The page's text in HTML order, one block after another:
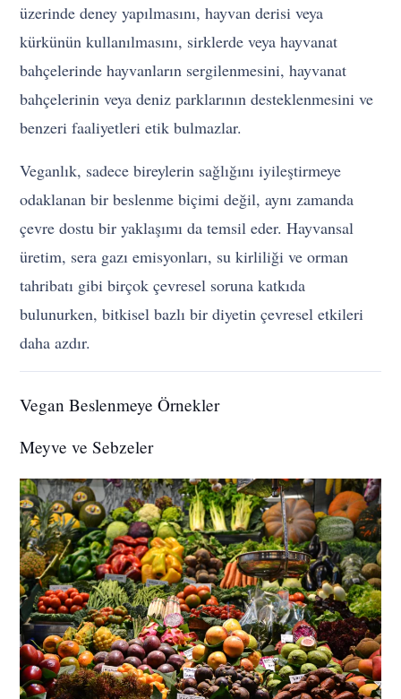
üzerinde deney yapılmasını, hayvan derisi veya
kürkünün kullanılmasını, sirklerde veya hayvanat
bahçelerinde hayvanların sergilenmesini, hayvanat
bahçelerinin veya deniz parklarının desteklenmesini ve
benzeri faaliyetleri etik bulmazlar.
Veganlık, sadece bireylerin sağlığını iyileştirmeye
odaklanan bir beslenme biçimi değil, aynı zamanda
çevre dostu bir yaklaşımı da temsil eder. Hayvansal
üretim, sera gazı emisyonları, su kirliliği ve orman
tahribatı gibi birçok çevresel soruna katkıda
bulunurken, bitkisel bazlı bir diyetin çevresel etkileri
daha azdır.
Vegan Beslenmeye Örnekler
Meyve ve Sebzeler